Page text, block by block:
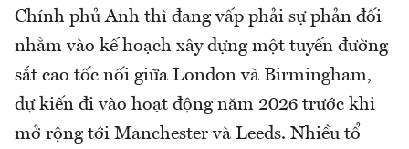
Chính phủ Anh thì đang vấp phải sự phản đối
nhằm vào kế hoạch xây dựng một tuyến đường
sắt cao tốc nối giữa London và Birmingham,
dự kiến đi vào hoạt động năm 2026 trước khi
mở rộng tới Manchester và Leeds. Nhiều tổ